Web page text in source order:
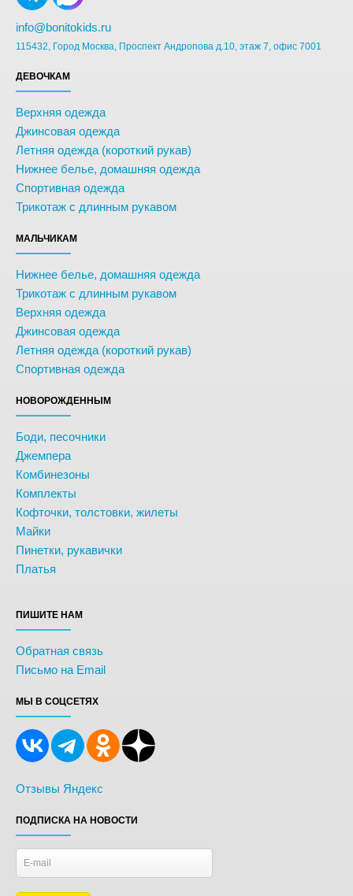
info@bonitokids.ru
115432, Город Москва, Проспект Андропова д.10, этаж 7, офис 7001
ДЕВОЧКАМ
Верхняя одежда
Джинсовая одежда
Летняя одежда (короткий рукав)
Нижнее белье, домашняя одежда
Спортивная одежда
Трикотаж с длинным рукавом
МАЛЬЧИКАМ
Нижнее белье, домашняя одежда
Трикотаж с длинным рукавом
Верхняя одежда
Джинсовая одежда
Летняя одежда (короткий рукав)
Спортивная одежда
НОВОРОЖДЕННЫМ
Боди, песочники
Джемпера
Комбинезоны
Комплекты
Кофточки, толстовки, жилеты
Майки
Пинетки, рукавички
Платья
ПИШИТЕ НАМ
Обратная связь
Письмо на Email
МЫ В СОЦСЕТЯХ
Отзывы Яндекс
ПОДПИСКА НА НОВОСТИ